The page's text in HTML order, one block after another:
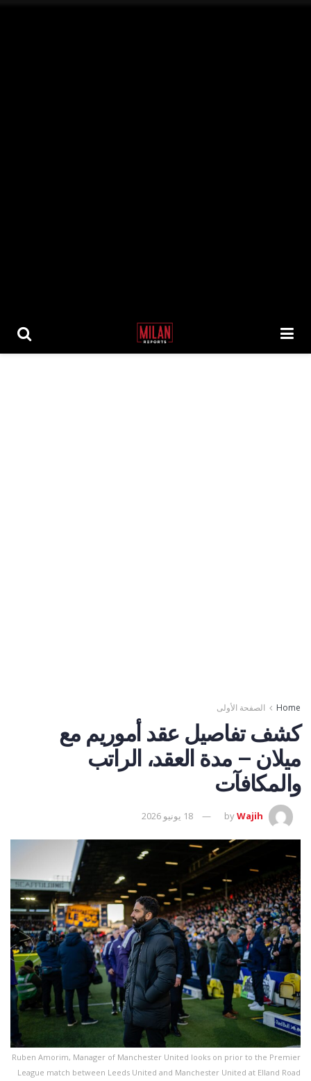
Home الصفحة الأولى
كشف تفاصيل عقد أموريم مع
ميلان – مدة العقد، الراتب
والمكافآت
byWajih 18 يونيو 2026
Ruben Amorim, Manager of Manchester United looks on prior to the Premier
League match between Leeds United and Manchester United at Elland Road